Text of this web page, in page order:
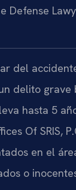
del
delito grave
hasta 5
Of SRIS,
en el
o